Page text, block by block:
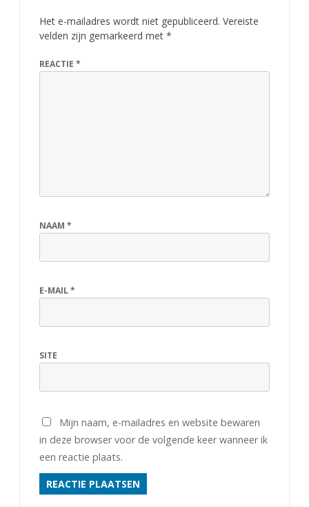
Het e-mailadres wordt niet gepubliceerd. Vereiste
velden zijn gemarkeerd met *
REACTIE *
NAAM *
E-MAIL*
SITE
Mijn naam, e-mailadres en website bewaren
in deze browser voor de volgende keer wanneer ik
een reactie plaats.